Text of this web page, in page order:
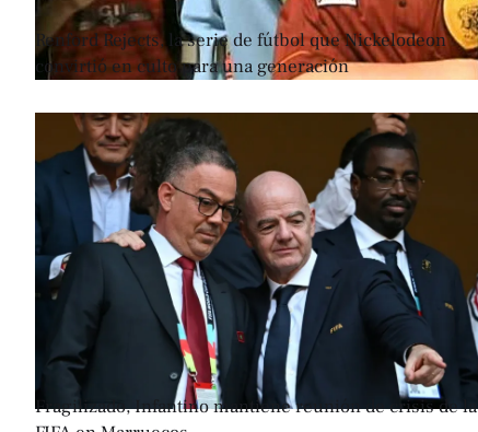
Renford Rejects, la serie de fútbol que Nickelodeon
convirtió en culto para una generación
Fragilizado, Infantino mantiene reunión de crisis de la